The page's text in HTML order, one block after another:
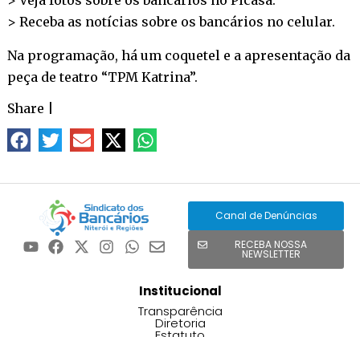
> Receba as notícias sobre os bancários no celular.
Na programação, há um coquetel e a apresentação da
peça de teatro “TPM Katrina”.
Share
Canal de Denúncias
RECEBA NOSSA
NEWSLETTER
Institucional
Transparência
Diretoria